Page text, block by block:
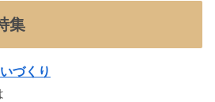
集
づくり